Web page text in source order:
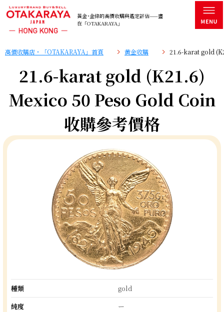
黃金･金條的高價收購與鑑定評估——盡
在「OTAKARAYA」
高價收購店・「OTAKARAYA」首頁 黄金收購 21.6-karat gold
21.6-karat gold (K21.6)
Mexico 50 Peso Gold Coin
收購參考價格
種類
gold
純度
ー